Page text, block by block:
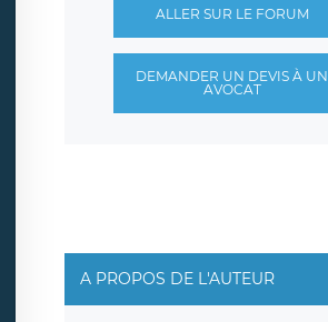
ALLER SUR LE FORUM
DEMANDER UN DEVIS À UN
AVOCAT
A PROPOS DE L'AUTEUR